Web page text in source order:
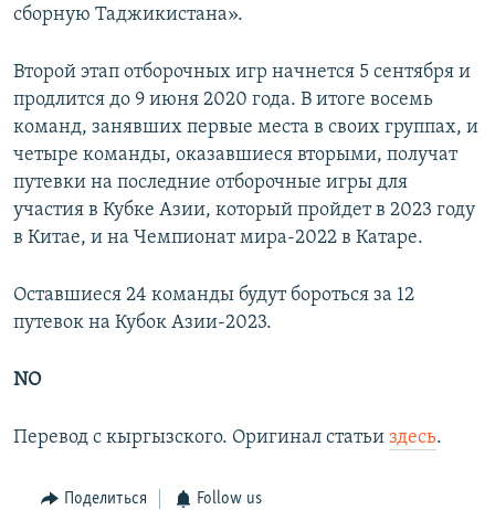
сборную Таджикистана».
Второй этап отборочных игр начнется 5 сентября и
продлится до 9 июня 2020 года. В итоге восемь
команд, занявших первые места в своих группах, и
четыре команды, оказавшиеся вторыми, получат
путевки на последние отборочные игры для
участия в Кубке Азии, который пройдет в 2023 году
в Китае, и на Чемпионат мира-2022 в Катаре.
Оставшиеся 24 команды будут бороться за 12
путевок на Кубок Азии-2023.
NO
Перевод с кыргызского. Оригинал статьи здесь.
Поделиться Follow us